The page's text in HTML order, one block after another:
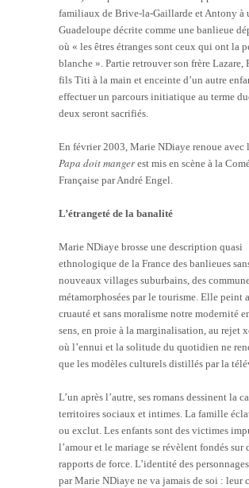
familiaux de Brive-la-Gaillarde et Antony à
Guadeloupe décrite comme une banlieue
où « les êtres étranges sont ceux qui ont la
blanche ». Partie retrouver son frère Lazare,
fils Titi à la main et enceinte d’un autre
effectuer un parcours initiatique au terme
deux seront sacrifiés.
En février 2003, Marie NDiaye renoue avec
Papa doit mangerest mis en scène à la
Française par André Engel.
L’étrangeté de la banalité
Marie NDiaye brosse une description quasi
ethnologique de la France des banlieues
nouveaux villages suburbains, des
métamorphosées par le tourisme. Elle peint
cruauté et sans moralisme notre modernité
sens, en proie à la marginalisation, au rejet
où l’ennui et la solitude du quotidien ne
que les modèles culturels distillés par la
L’un après l’autre, ses romans dessinent la
territoires sociaux et intimes. La famille
ou exclut. Les enfants sont des victimes
l’amour et le mariage se révèlent fondés sur
rapports de force. L’identité des
par Marie NDiaye ne va jamais de soi : leur